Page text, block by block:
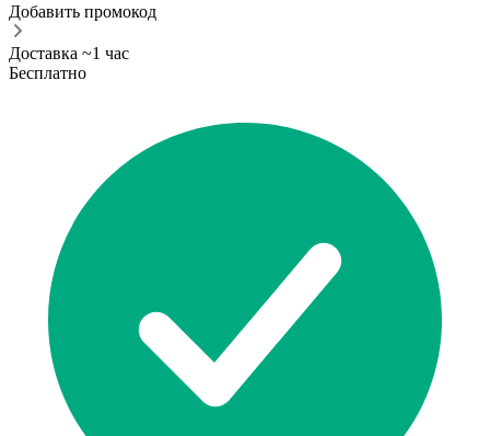
Добавить промокод
Доставка ~1 час
Бесплатно